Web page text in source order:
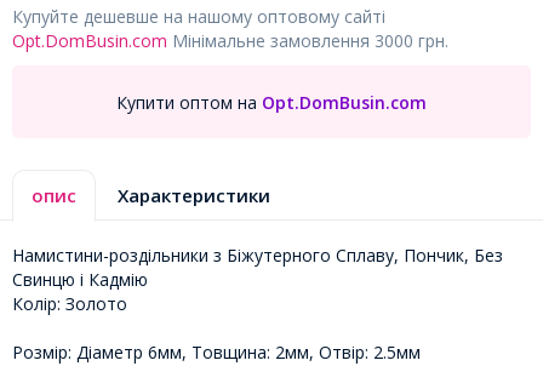
Купуйте дешевше на нашому оптовому сайті
Opt.DomBusin.com Мінімальне замовлення 3000 грн.
Купити оптом на Opt.DomBusin.com
опис Характеристики
Намистини-роздільники з Біжутерного Сплаву, Пончик, Без
Свинцю і Кадмію
Колір: Золото
Розмір: Діаметр 6мм, Товщина: 2мм, Отвір: 2.5мм